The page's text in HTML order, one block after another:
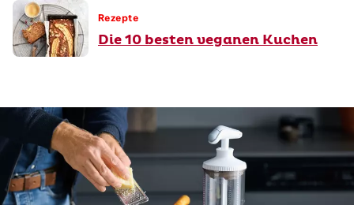
Rezepte
Die 10 besten veganen Kuchen